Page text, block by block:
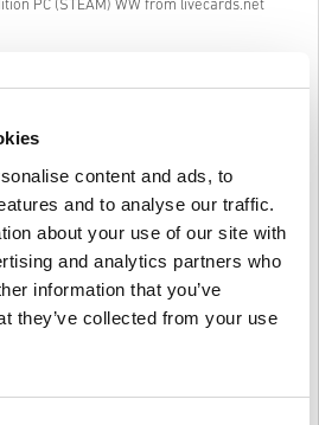
content and ads, to
and to analyse our traffic.
about your use of our site with
and analytics partners who
information that you’ve
they’ve collected from your use
PC (STEAM) WW from livecards.net
กจัดส่งก่อนหรือในวันวางจำหน่ายที่
ในสต็อกจะถูกจัดส่งทันทีเพื่อรอการ
ย.
งานเชิงพาณิชย์จะไม่ได้รับการ
จิทัลเท่านั้น.
การสั่งซื้อโปรดแจ้งให้เราทราบ
4.4/5 10 รีวิว
23-08-2025